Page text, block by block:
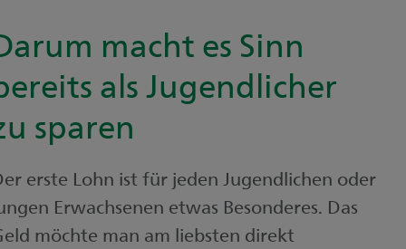
macht es Sinn
als Jugendlicher
sparen
erste Lohn ist für jeden Jugendlichen oder
Erwachsenen etwas Besonderes. Das
möchte man am liebsten direkt